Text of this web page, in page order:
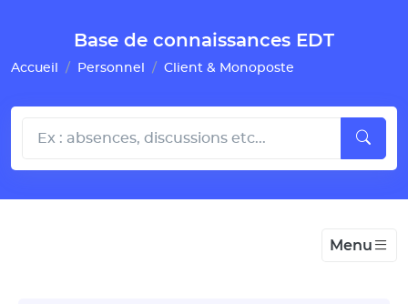
Base de connaissances EDT
Accueil Personnel Client & Monoposte
Menu